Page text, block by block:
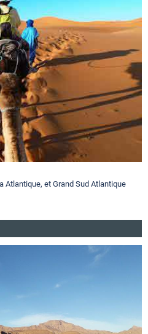
Atlantique, et Grand Sud Atlantique